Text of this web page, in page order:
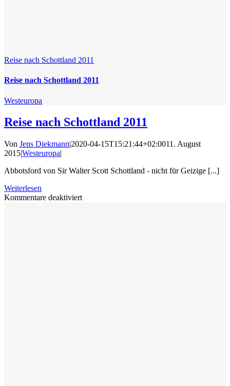
Reise nach Schottland 2011
Reise nach Schottland 2011
Westeuropa
Reise nach Schottland 2011
Von Jens Diekmann|2020-04-15T15:21:44+02:0011. August
2015|Westeuropa|
Abbotsford von Sir Walter Scott Schottland - nicht für Geizige [...]
Weiterlesen
Kommentare deaktiviertfür